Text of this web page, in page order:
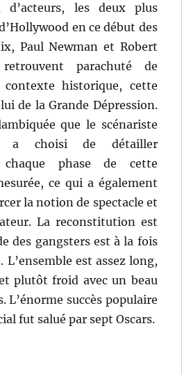
les deux plus
en ce début des
Paul Newman et Robert
parachuté de
historique, cette
de la Grande Dépression.
que le scénariste
a choisi de détailler
chaque phase de cette
ce qui a également
la notion de spectacle et
La reconstitution est
des gangsters est à la fois
est assez long,
plutôt froid avec un beau
L’énorme succès populaire
fut salué par sept Oscars.